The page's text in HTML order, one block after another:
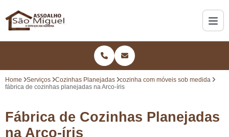
Home Serviços Cozinhas Planejadas
cozinha com móveis sob medida
fábrica de cozinhas planejadas na Arco-íris
Fábrica de Cozinhas Planejadas
na Arco-íris